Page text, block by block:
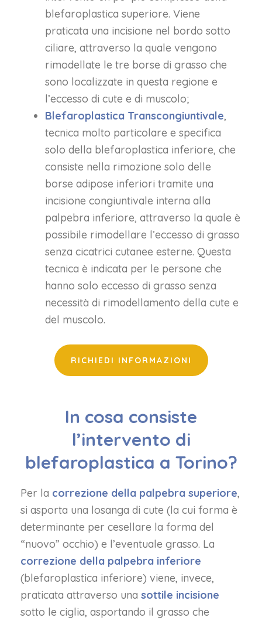
blefaroplastica superiore. Viene
praticata una incisione nel bordo sotto
ciliare, attraverso la quale vengono
rimodellate le tre borse di grasso che
sono localizzate in questa regione e
l’eccesso di cute e di muscolo;
Blefaroplastica Transcongiuntivale,
tecnica molto particolare e specifica
solo della blefaroplastica inferiore, che
consiste nella rimozione solo delle
borse adipose inferiori tramite una
incisione congiuntivale interna alla
palpebra inferiore, attraverso la quale è
possibile rimodellare l’eccesso di grasso
senza cicatrici cutanee esterne. Questa
tecnica è indicata per le persone che
hanno solo eccesso di grasso senza
necessità di rimodellamento della cute e
del muscolo.
RICHIEDI INFORMAZIONI
In cosa consiste
l’intervento di
blefaroplastica a Torino?
Per la correzione della palpebra superiore,
si asporta una losanga di cute (la cui forma è
determinante per cesellare la forma del
“nuovo” occhio) e l’eventuale grasso. La
correzione della palpebra inferiore
(blefaroplastica inferiore) viene, invece,
praticata attraverso una sottile incisione
sotto le ciglia, asportando il grasso che